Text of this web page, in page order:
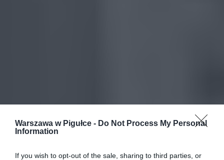
Warszawa w Pigułce - Do Not Process My Personal
Information
If you wish to opt-out of the sale, sharing to third parties, or